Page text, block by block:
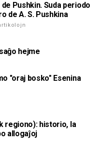
Pushkin. Suda periodo
de A. S. Pushkina
hejme
"oraj bosko" Esenina
regiono): historio, la
allogaĵoj